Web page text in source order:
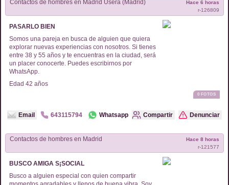
Contactos de hombres en Madrid Usera (Madrid)
r-126809
Hace 6 horas
PASARLO BIEN
Somos una pareja en busca de alguien que quiera
explorar nuevas experiencias con nosotros. Si tienes
entre 38 y 55 años y te encuentras en la ciudad, será
un placer conocerte. Puedes escribirnos por
WhatsApp.
Edad 42 años
0 FOTOS
Email 643115794 Whatsapp Compartir Denunciar
Contactos de hombres en Madrid
r-121577
Hace 8 horas
BUSCO AMIGA S¡SOCIAL
Busco a alguien especial con quien compartir